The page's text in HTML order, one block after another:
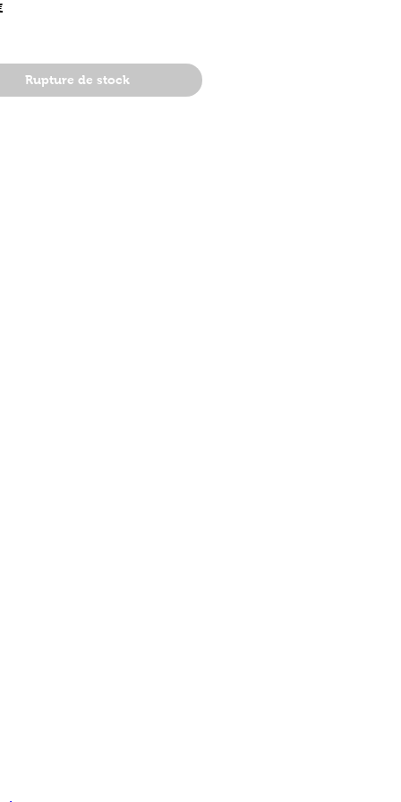
Rupture de stock